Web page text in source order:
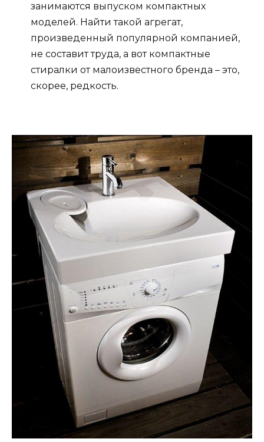
занимаются выпуском компактных
моделей. Найти такой агрегат,
произведенный популярной компанией,
не составит труда, а вот компактные
стиралки от малоизвестного бренда – это,
скорее, редкость.